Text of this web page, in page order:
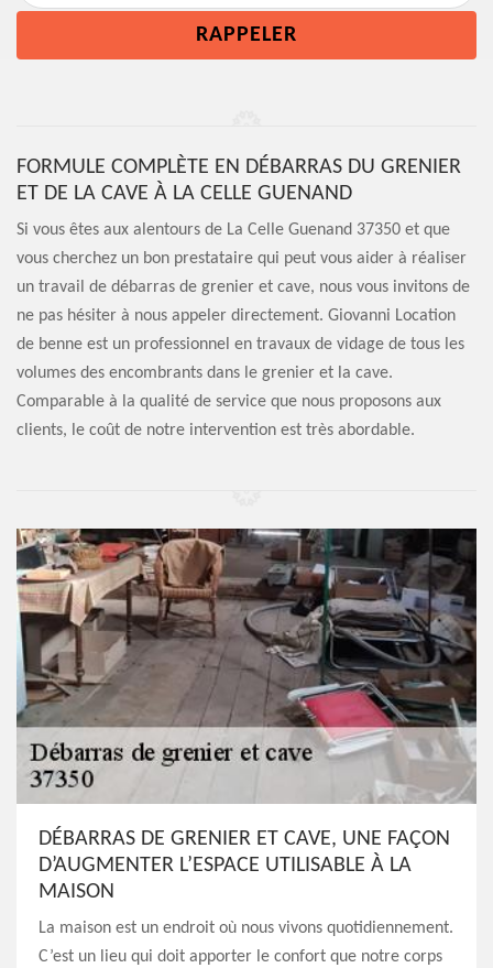
FORMULE COMPLÈTE EN DÉBARRAS DU GRENIER
ET DE LA CAVE À LA CELLE GUENAND
Si vous êtes aux alentours de La Celle Guenand 37350 et que
vous cherchez un bon prestataire qui peut vous aider à réaliser
un travail de débarras de grenier et cave, nous vous invitons de
ne pas hésiter à nous appeler directement. Giovanni Location
de benne est un professionnel en travaux de vidage de tous les
volumes des encombrants dans le grenier et la cave.
Comparable à la qualité de service que nous proposons aux
clients, le coût de notre intervention est très abordable.
DÉBARRAS DE GRENIER ET CAVE, UNE FAÇON
D’AUGMENTER L’ESPACE UTILISABLE À LA
MAISON
La maison est un endroit où nous vivons quotidiennement.
C’est un lieu qui doit apporter le confort que notre corps